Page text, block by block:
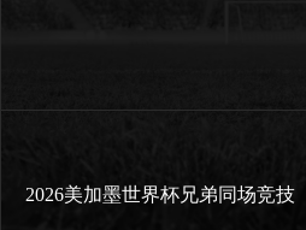
2026美加墨世界杯兄弟同场竞技